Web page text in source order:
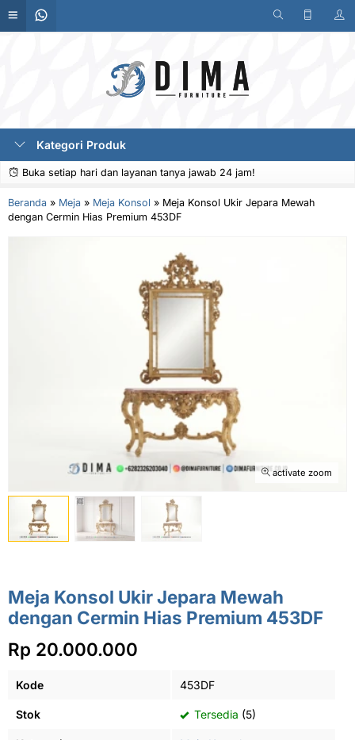
Kategori Produk
Buka setiap hari dan layanan tanya jawab 24 jam!
Beranda » Meja » Meja Konsol » Meja Konsol Ukir Jepara Mewah
dengan Cermin Hias Premium 453DF
activate zoom
Meja Konsol Ukir Jepara Mewah
dengan Cermin Hias Premium 453DF
Rp 20.000.000
Kode 453DF
Stok Tersedia (5)